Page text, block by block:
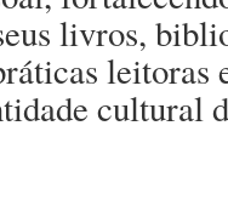
livros,
leitoras
cultural